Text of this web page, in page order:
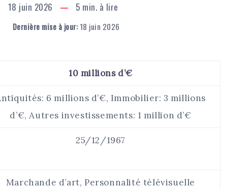
18 juin 2026 5 min. à lire
Dernière mise à jour:18 juin 2026
10 millions d’€
6 millions d’€, Immobilier: 3 millions
d’€, Autres investissements: 1 million d’€
25/12/1967
Marchande d’art, Personnalité télévisuelle